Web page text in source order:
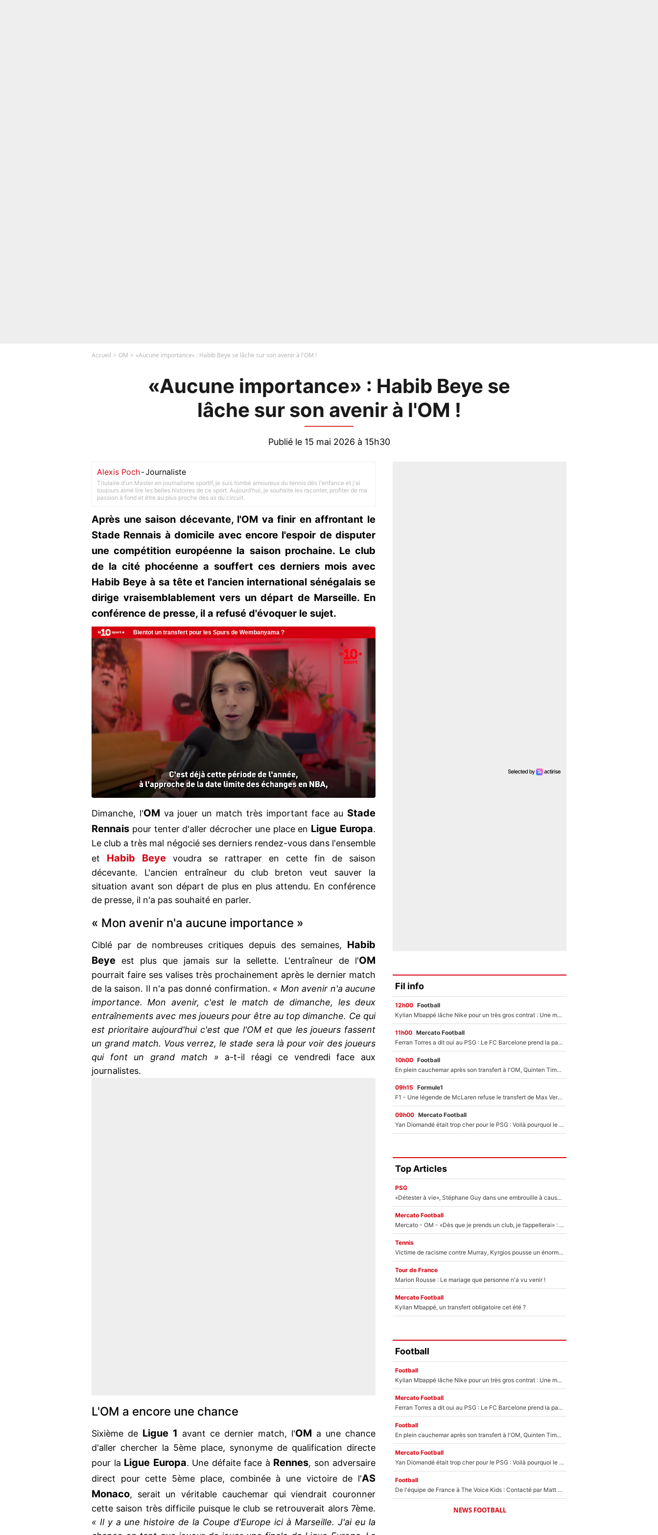
Accueil OM «Aucune importance» : Habib Beye se lâche sur son avenir à l'OM !
«Aucune importance» : Habib Beye se
lâche sur son avenir à l'OM !
Publié le 15 mai 2026 à 15h30
Alexis Poch-Journaliste
Titulaire d'un Master en journalisme sportif, je suis tombé amoureux du tennis dès l'enfance et j'ai
toujours aimé lire les belles histoires de ce sport. Aujourd'hui, je souhaite les raconter, profiter de ma
passion à fond et être au plus proche des as du circuit.
Après une saison décevante, l'OM va finir en affrontant le
Stade Rennais à domicile avec encore l'espoir de disputer
une compétition européenne la saison prochaine. Le club
de la cité phocéenne a souffert ces derniers mois avec
Habib Beye à sa tête et l'ancien international sénégalais se
dirige vraisemblablement vers un départ de Marseille. En
conférence de presse, il a refusé d'évoquer le sujet.
Dimanche, l'OM va jouer un match très important face au Stade
Rennais pour tenter d'aller décrocher une place en Ligue Europa.
Le club a très mal négocié ses derniers rendez-vous dans l'ensemble
et Habib Beye
voudra se rattraper en cette fin de saison
décevante. L'ancien entraîneur du club breton veut sauver la
situation avant son départ de plus en plus attendu. En conférence
de presse, il n'a pas souhaité en parler.
« Mon avenir n'a aucune importance »
Ciblé par de nombreuses critiques depuis des semaines, Habib
Beye
est plus que jamais sur la sellette. L'entraîneur de l'OM
pourrait faire ses valises très prochainement après le dernier match
de la saison. Il n'a pas donné confirmation. « Mon avenir n'a aucune
importance. Mon avenir, c'est le match de dimanche, les deux
entraînements avec mes joueurs pour être au top dimanche. Ce qui
est prioritaire aujourd'hui c'est que l'OM et que les joueurs fassent
un grand match. Vous verrez, le stade sera là pour voir des joueurs
qui font un grand match » a-t-il réagi ce vendredi face aux
journalistes.
L'OM a encore une chance
Sixième de Ligue 1 avant ce dernier match, l'OM a une chance
d'aller chercher la 5ème place, synonyme de qualification directe
pour la Ligue Europa. Une défaite face à Rennes, son adversaire
direct pour cette 5ème place, combinée à une victoire de l'AS
Monaco, serait un véritable cauchemar qui viendrait couronner
cette saison très difficile puisque le club se retrouverait alors 7ème.
« Il y a une histoire de la Coupe d'Europe ici à Marseille. J'ai eu la
Fil info
12h00 Football
Kylian Mbappé lâche Nike pour un très gros contrat : Une marque «inattendue» va frapper très fort
11h00 Mercato Football
Ferran Torres a dit oui au PSG : Le FC Barcelone prend la parole alors qu'un transfert de l'attaquant espagnol prend forme
10h00 Football
En plein cauchemar après son transfert à l'OM, Quinten Timber raconte ses doutes après sa signature à Marseille
09h15 Formule1
F1 - Une légende de McLaren refuse le transfert de Max Verstappen qui pourrait «faire des vagues» et plomber l'ambiance dans l'équipe
09h00 Mercato Football
Yan Diomandé était trop cher pour le PSG : Voilà pourquoi le Real Madrid a accepté de payer la somme record de 140M€ pour boucler son transfert !
Top Articles
PSG
«Détester à vie», Stéphane Guy dans une embrouille à cause du PSG !
Mercato Football
Mercato - OM - «Dès que je prends un club, je t’appellerai» : La promesse de Marcelino au moment de claquer la porte
Tennis
Victime de racisme contre Murray, Kyrgios pousse un énorme coup de gueule !
Tour de France
Marion Rousse : Le mariage que personne n'a vu venir !
Mercato Football
Kylian Mbappé, un transfert obligatoire cet été ?
Football
Football
Kylian Mbappé lâche Nike pour un très gros contrat : Une marque «inattendue» va frapper très fort
Mercato Football
Ferran Torres a dit oui au PSG : Le FC Barcelone prend la parole alors qu'un transfert de l'attaquant espagnol prend forme
Football
En plein cauchemar après son transfert à l'OM, Quinten Timber raconte ses doutes après sa signature à Marseille
Mercato Football
Yan Diomandé était trop cher pour le PSG : Voilà pourquoi le Real Madrid a accepté de payer la somme record de 140M€ pour boucler son transfert !
Football
De l'équipe de France à The Voice Kids : Contacté par Matt Pokora, Kylian Mbappé a accepté de jouer un rôle inédit sur TF1 !
NEWS FOOTBALL